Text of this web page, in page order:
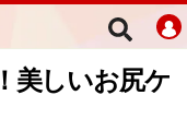
美しいお尻ケ